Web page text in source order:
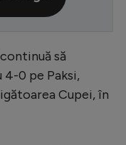
să
4-0 pe Paksi,
Cupei, în